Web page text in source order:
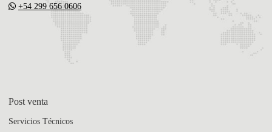
+54 299 656 0606
Post venta
Servicios Técnicos